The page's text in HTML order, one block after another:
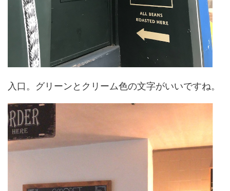
入口。グリーンとクリーム色の文字がいいですね。